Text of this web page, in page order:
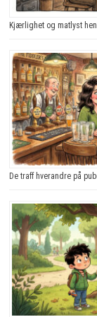
Kjærlighet og matlyst
De traff hverandre på